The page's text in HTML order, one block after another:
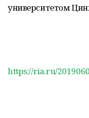
университетом
https://ria.ru/